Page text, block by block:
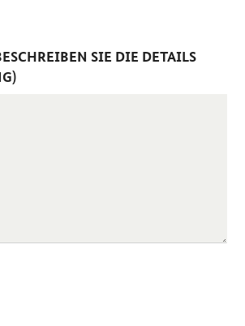
SIE DIE DETAILS